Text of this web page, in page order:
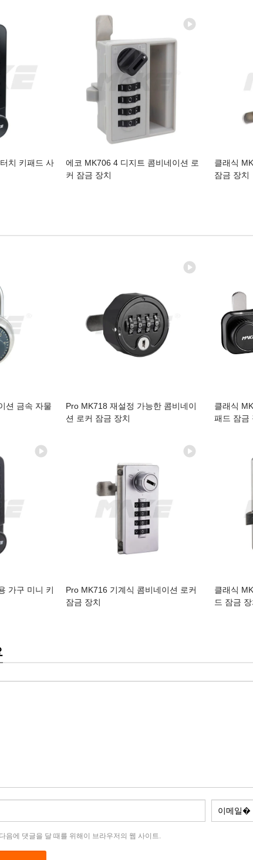
치 키패드 사
에코 MK706 4 디지트 콤비네이션 로
커 잠금 장치
클래식
잠금 장치
션 금속 자물
Pro MK718 재설정 가능한 콤비네이
션 로커 잠금 장치
클래식
패드 잠금
가구 미니 키
Pro MK716 기계식 콤비네이션 로커
잠금 장치
클래식
드 잠금 장
음에 댓글을 달 때를 위해이 브라우저의 웹 사이트.